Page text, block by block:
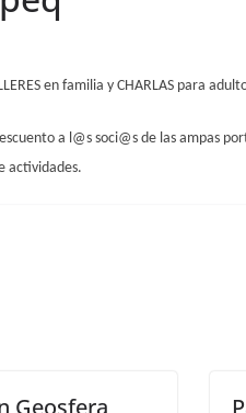
en familia y CHARLAS para
a l@s soci@s de las ampas
actividades.
Geosfera